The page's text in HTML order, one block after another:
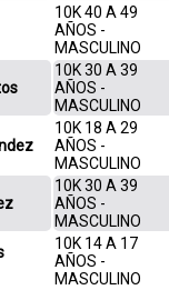
10K 40 A 49
AÑOS -
MASCULINO
10K 30 A 39
AÑOS -
MASCULINO
10K 18 A 29
AÑOS -
MASCULINO
10K 30 A 39
AÑOS -
MASCULINO
10K 14 A 17
AÑOS -
MASCULINO